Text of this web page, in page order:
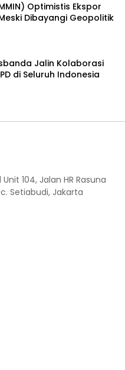
Optimistis Ekspor
Dibayangi Geopolitik
Jalin Kolaborasi
di Seluruh Indonesia
104, Jalan HR Rasuna
Setiabudi, Jakarta